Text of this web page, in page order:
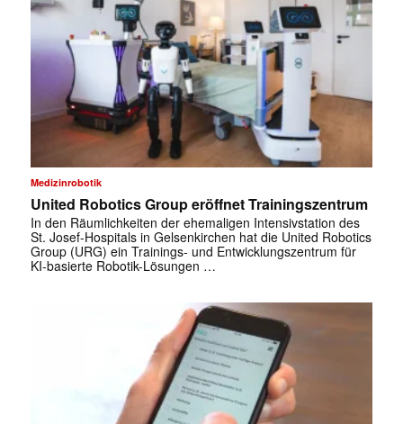
Medizinrobotik
United Robotics Group eröffnet Trainingszentrum
In den Räumlichkeiten der ehemaligen Intensivstation des
St. Josef-Hospitals in Gelsenkirchen hat die United Robotics
Group (URG) ein Trainings- und Entwicklungszentrum für
KI-basierte Robotik-Lösungen …